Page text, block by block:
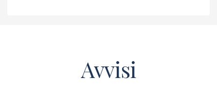
Avvisi